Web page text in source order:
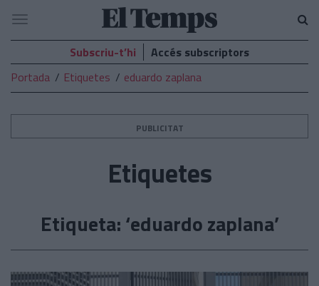
El
Temps
Navegació
Subscriu-t’hi
Accés subscriptors
Portada
Etiquetes eduardo zaplana
PUBLICITAT
Etiquetes
Etiqueta: ‘eduardo zaplana’